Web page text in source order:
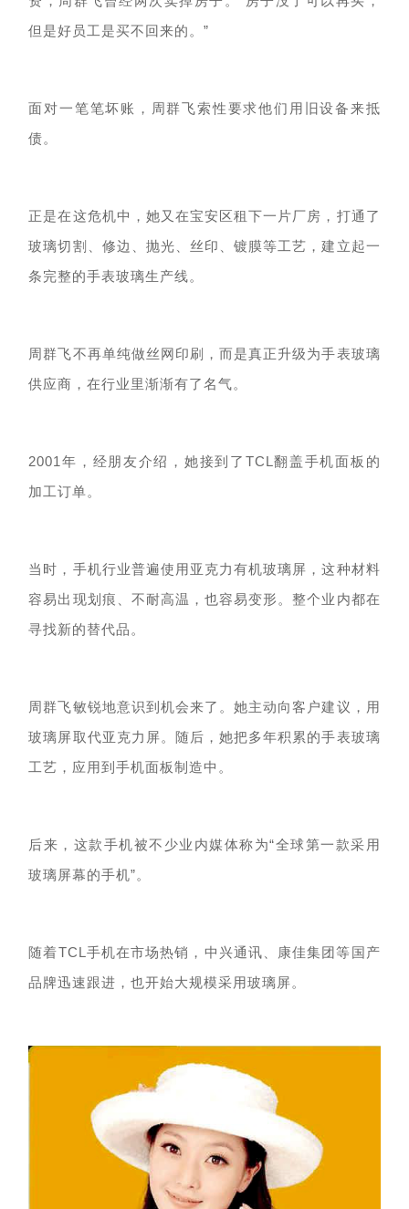
但是好员工是买不回来的。”
面对一笔笔坏账， 周群飞索性要求他们用旧设备来抵
债。
正是在这危机中，她又在宝安区租下一片厂房， 打通了
玻璃切割、修边、抛光、丝印、镀膜等工艺，建立起一
条完整的手表玻璃生产线。
周群飞不再单纯做丝网印刷，而是真正升级为手表玻璃
供应商 ，在行业里渐渐有了名气。
2001年，经朋友介绍，她接到了 TCL翻盖手机面板的
加工订单。
当时，手机行业普遍使用亚克力有机玻璃屏，这种材料
容易出现划痕、不耐高温，也容易变形。整个业内都在
寻找新的替代品。
周群飞敏锐地意识到机会来了。她主动向客户建议， 用
玻璃屏取代亚克力屏。随后，她把多年积累的手表玻璃
工艺 ，应用到手机面板制造中 。
后来， 这款手机被不少业内媒体称为“全球第一款采用
玻璃屏幕的手机”。
随着TCL手机在市场热销 ，中兴通讯 、康佳集团等国产
品牌迅速跟进 ，也开始大规模采用玻璃屏。